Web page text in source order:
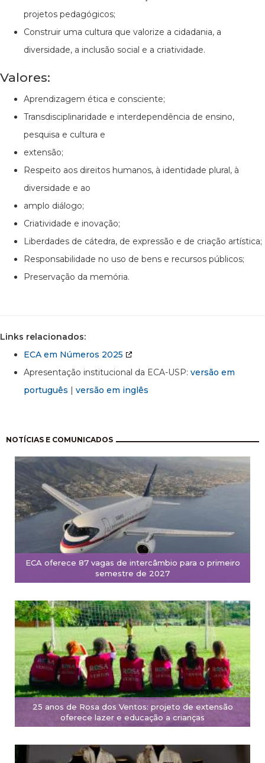
projetos pedagógicos;
Construir uma cultura que valorize a cidadania, a
diversidade, a inclusão social e a criatividade.
Valores:
Aprendizagem ética e consciente;
Transdisciplinaridade e interdependência de ensino,
pesquisa e cultura e
extensão;
Respeito aos direitos humanos, à identidade plural, à
diversidade e ao
amplo diálogo;
Criatividade e inovação;
Liberdades de cátedra, de expressão e de criação artística;
Responsabilidade no uso de bens e recursos públicos;
Preservação da memória.
Links relacionados:
ECA em Números 2025
Apresentação institucional da ECA-USP: versão em
português | versão em inglês
NOTÍCIAS E COMUNICADOS
ECA oferece 87 vagas de intercâmbio para o primeiro
semestre de 2027
25 anos de Rosa dos Ventos: projeto de extensão
oferece lazer e educação a crianças
Paginação